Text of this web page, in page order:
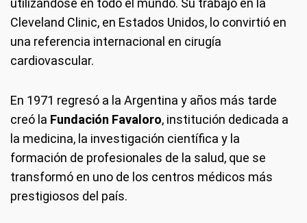
utilizándose en todo el mundo. Su trabajo en la
Cleveland Clinic, en Estados Unidos, lo convirtió en
una referencia internacional en cirugía
cardiovascular.
En 1971 regresó a la Argentina y años más tarde
creó la Fundación Favaloro, institución dedicada a
la medicina, la investigación científica y la
formación de profesionales de la salud, que se
transformó en uno de los centros médicos más
prestigiosos del país.